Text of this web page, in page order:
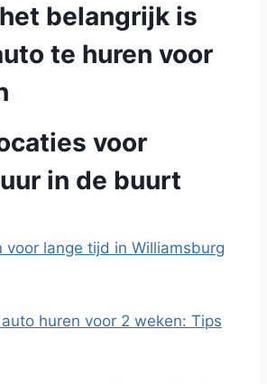
belangrijk is
te huren voor
voor
in de buurt
voor lange tijd in Williamsburg
huren voor 2 weken: Tips